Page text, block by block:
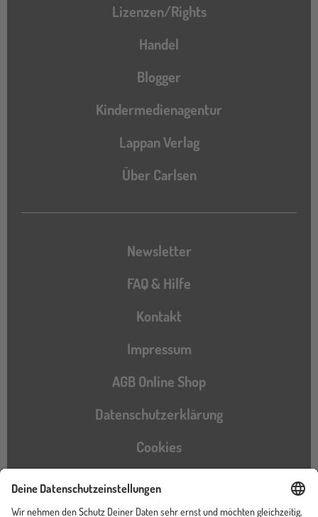
Lizenzen/Rights
Handel
Blogger
Kindermedienagentur
Lappan Verlag
Über Carlsen
Newsletter
FAQ & Hilfe
Kontakt
Impressum
AGB Online Shop
Datenschutzerklärung
Cookies
Barrierefreiheitserklärung